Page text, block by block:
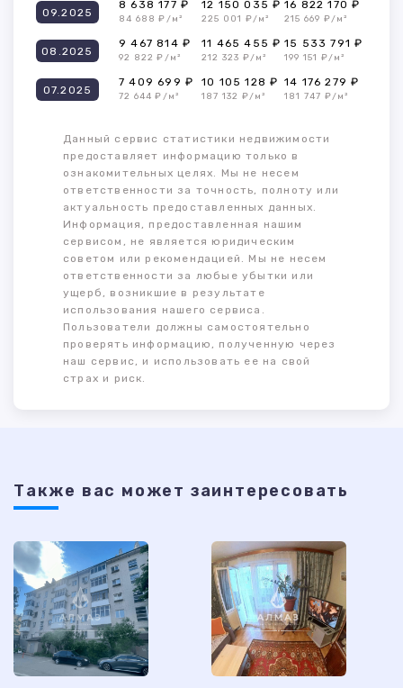
09.2025
8 638 177 ₽
84 688 ₽/м²
12 150 035 ₽
225 001 ₽/м²
16 822 170 ₽
215 669 ₽/м²
08.2025
9 467 814 ₽
92 822 ₽/м²
11 465 455 ₽
212 323 ₽/м²
15 533 791 ₽
199 151 ₽/м²
07.2025
7 409 699 ₽
72 644 ₽/м²
10 105 128 ₽
187 132 ₽/м²
14 176 279 ₽
181 747 ₽/м²
Данный сервис статистики недвижимости
предоставляет информацию только в
ознакомительных целях. Мы не несем
ответственности за точность, полноту или
актуальность предоставленных данных.
Информация, предоставленная нашим
сервисом, не является юридическим
советом или рекомендацией. Мы не несем
ответственности за любые убытки или
ущерб, возникшие в результате
использования нашего сервиса.
Пользователи должны самостоятельно
проверять информацию, полученную через
наш сервис, и использовать ее на свой
страх и риск.
Также ваc может заинтересовать